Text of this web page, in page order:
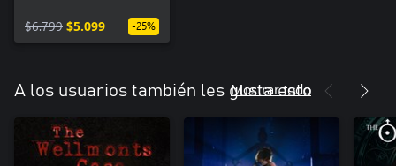
$6.799 $5.099 -25%
A los usuarios también les gusta esto
Mostrar todo